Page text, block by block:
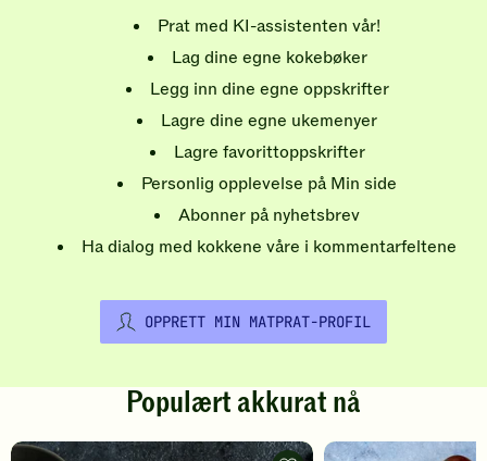
Prat med KI-assistenten vår!
Lag dine egne kokebøker
Legg inn dine egne oppskrifter
Lagre dine egne ukemenyer
Lagre favorittoppskrifter
Personlig opplevelse på Min side
Abonner på nyhetsbrev
Ha dialog med kokkene våre i kommentarfeltene
OPPRETT MIN MATPRAT-PROFIL
Populært akkurat nå